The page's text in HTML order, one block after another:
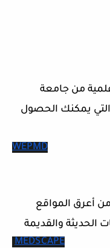
من جامعة
التي يمكنك الحصول
WEPMD
في 1994 ويعد من أعرق المواقع
الحديثة والقديمة
MEDSCAPE